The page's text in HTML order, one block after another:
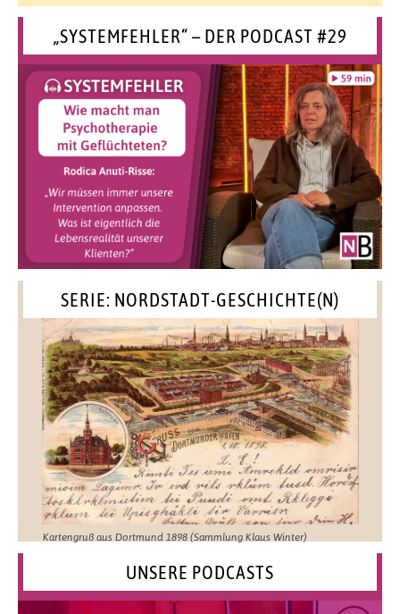
„SYSTEMFEHLER“ – DER PODCAST #29
SERIE: NORDSTADT-GESCHICHTE(N)
Kartengruß aus Dortmund 1898 (Sammlung Klaus Winter)
UNSERE PODCASTS